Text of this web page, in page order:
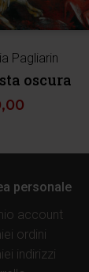
Pagliarin
oscura
personale
account
ordini
indirizzi